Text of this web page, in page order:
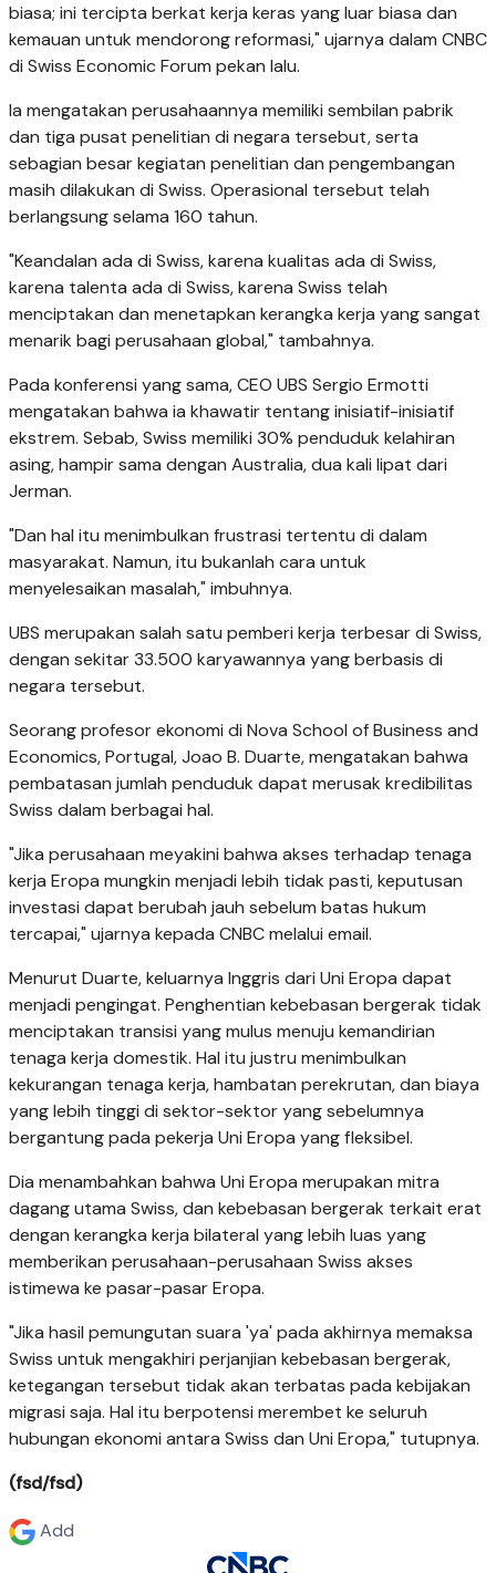
biasa; ini tercipta berkat kerja keras yang luar biasa dan
kemauan untuk mendorong reformasi," ujarnya dalam CNBC
di Swiss Economic Forum pekan lalu.
Ia mengatakan perusahaannya memiliki sembilan pabrik
dan tiga pusat penelitian di negara tersebut, serta
sebagian besar kegiatan penelitian dan pengembangan
masih dilakukan di Swiss. Operasional tersebut telah
berlangsung selama 160 tahun.
"Keandalan ada di Swiss, karena kualitas ada di Swiss,
karena talenta ada di Swiss, karena Swiss telah
menciptakan dan menetapkan kerangka kerja yang sangat
menarik bagi perusahaan global," tambahnya.
Pada konferensi yang sama, CEO UBS Sergio Ermotti
mengatakan bahwa ia khawatir tentang inisiatif-inisiatif
ekstrem. Sebab, Swiss memiliki 30% penduduk kelahiran
asing, hampir sama dengan Australia, dua kali lipat dari
Jerman.
"Dan hal itu menimbulkan frustrasi tertentu di dalam
masyarakat. Namun, itu bukanlah cara untuk
menyelesaikan masalah," imbuhnya.
UBS merupakan salah satu pemberi kerja terbesar di Swiss,
dengan sekitar 33.500 karyawannya yang berbasis di
negara tersebut.
Seorang profesor ekonomi di Nova School of Business and
Economics, Portugal, Joao B. Duarte, mengatakan bahwa
pembatasan jumlah penduduk dapat merusak kredibilitas
Swiss dalam berbagai hal.
"Jika perusahaan meyakini bahwa akses terhadap tenaga
kerja Eropa mungkin menjadi lebih tidak pasti, keputusan
investasi dapat berubah jauh sebelum batas hukum
tercapai," ujarnya kepada CNBC melalui email.
Menurut Duarte, keluarnya Inggris dari Uni Eropa dapat
menjadi pengingat. Penghentian kebebasan bergerak tidak
menciptakan transisi yang mulus menuju kemandirian
tenaga kerja domestik. Hal itu justru menimbulkan
kekurangan tenaga kerja, hambatan perekrutan, dan biaya
yang lebih tinggi di sektor-sektor yang sebelumnya
bergantung pada pekerja Uni Eropa yang fleksibel.
Dia menambahkan bahwa Uni Eropa merupakan mitra
dagang utama Swiss, dan kebebasan bergerak terkait erat
dengan kerangka kerja bilateral yang lebih luas yang
memberikan perusahaan-perusahaan Swiss akses
istimewa ke pasar-pasar Eropa.
"Jika hasil pemungutan suara 'ya' pada akhirnya memaksa
Swiss untuk mengakhiri perjanjian kebebasan bergerak,
ketegangan tersebut tidak akan terbatas pada kebijakan
migrasi saja. Hal itu berpotensi merembet ke seluruh
hubungan ekonomi antara Swiss dan Uni Eropa," tutupnya.
(fsd/fsd)
Add